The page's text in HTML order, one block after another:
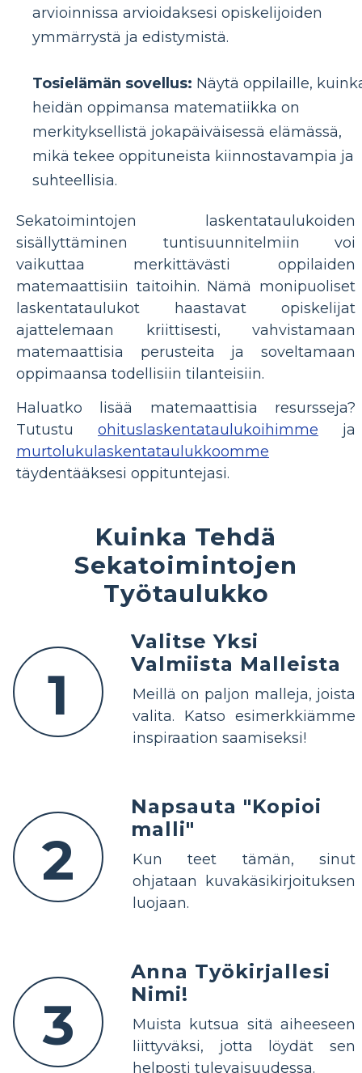
arvioinnissa arvioidaksesi opiskelijoiden
ymmärrystä ja edistymistä.
Tosielämän sovellus: Näytä oppilaille,
heidän oppimansa matematiikka on
merkityksellistä jokapäiväisessä elämässä,
mikä tekee oppituneista kiinnostavampia ja
suhteellisia.
Sekatoimintojen laskentataulukoiden
sisällyttäminen tuntisuunnitelmiin voi
vaikuttaa merkittävästi oppilaiden
matemaattisiin taitoihin. Nämä monipuoliset
laskentataulukot haastavat opiskelijat
ajattelemaan kriittisesti, vahvistamaan
matemaattisia perusteita ja soveltamaan
oppimaansa todellisiin tilanteisiin.
Haluatko lisää matemaattisia resursseja?
Tutustu ohituslaskentataulukoihimme ja
murtolukulaskentataulukkoomme
täydentääksesi oppituntejasi.
Kuinka Tehdä
Sekatoimintojen
Työtaulukko
1
Valitse Yksi
Valmiista Malleista
Meillä on paljon malleja, joista
valita. Katso esimerkkiämme
inspiraation saamiseksi!
2
Napsauta "Kopioi
malli"
Kun teet tämän, sinut
ohjataan kuvakäsikirjoituksen
luojaan.
3
Anna Työkirjallesi
Nimi!
Muista kutsua sitä aiheeseen
liittyväksi, jotta löydät sen
helposti tulevaisuudessa.